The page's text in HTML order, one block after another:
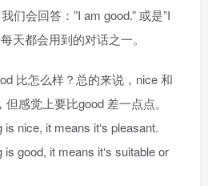
们会回答：”I am good.” 或是”I
天都会用到的对话之一。
比怎么样？总的来说，nice 和
感觉上要比good 差一点点。
nice, it means it‘s pleasant.
good, it means it‘s suitable or